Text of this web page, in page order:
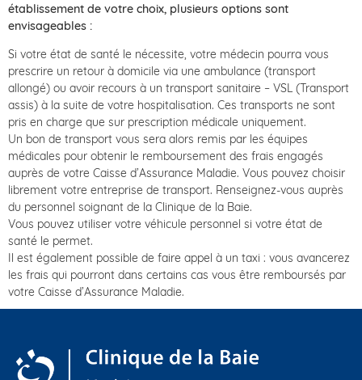
établissement de votre choix, plusieurs options sont
envisageables :
Si votre état de santé le nécessite, votre médecin pourra vous
prescrire un retour à domicile via une ambulance (transport
allongé) ou avoir recours à un transport sanitaire – VSL (Transport
assis) à la suite de votre hospitalisation. Ces transports ne sont
pris en charge que sur prescription médicale uniquement.
Un bon de transport vous sera alors remis par les équipes
médicales pour obtenir le remboursement des frais engagés
auprès de votre Caisse d’Assurance Maladie. Vous pouvez choisir
librement votre entreprise de transport. Renseignez-vous auprès
du personnel soignant de la Clinique de la Baie.
Vous pouvez utiliser votre véhicule personnel si votre état de
santé le permet.
Il est également possible de faire appel à un taxi : vous avancerez
les frais qui pourront dans certains cas vous être remboursés par
votre Caisse d’Assurance Maladie.